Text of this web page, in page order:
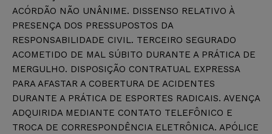
ACÓRDÃO NÃO UNÂNIME. DISSENSO RELATIVO À
PRESENÇA DOS PRESSUPOSTOS DA
RESPONSABILIDADE CIVIL. TERCEIRO SEGURADO
ACOMETIDO DE MAL SÚBITO DURANTE A PRÁTICA DE
MERGULHO. DISPOSIÇÃO CONTRATUAL EXPRESSA
PARA AFASTAR A COBERTURA DE ACIDENTES
DURANTE A PRÁTICA DE ESPORTES RADICAIS. AVENÇA
ADQUIRIDA MEDIANTE CONTATO TELEFÔNICO E
TROCA DE CORRESPONDÊNCIA ELETRÔNICA. APÓLICE